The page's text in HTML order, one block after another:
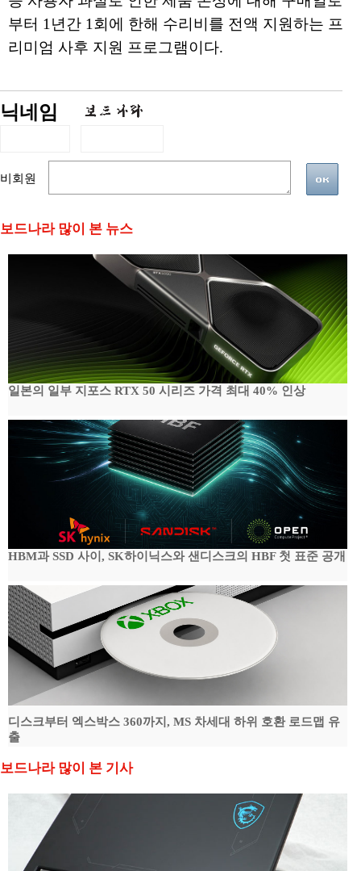
부터 1년간 1회에 한해 수리비를 전액 지원하는 프
리미엄 사후 지원 프로그램이다.
닉네임
비회원
보드나라 많이 본 뉴스
일본의 일부 지포스 RTX 50 시리즈 가격 최대 40% 인상
HBM과 SSD 사이, SK하이닉스와 샌디스크의 HBF 첫 표준 공개
디스크부터 엑스박스 360까지, MS 차세대 하위 호환 로드맵 유
출
보드나라 많이 본 기사